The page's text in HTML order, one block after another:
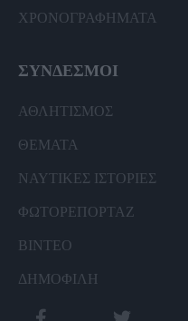
ΧΡΟΝΟΓΡΑΦΗΜΑΤΑ
ΣΥΝΔΕΣΜΟΙ
ΑΘΛΗΤΙΣΜΟΣ
ΘΕΜΑΤΑ
ΝΑΥΤΙΚΕΣ ΙΣΤΟΡΙΕΣ
ΦΩΤΟΡΕΠΟΡΤΑΖ
ΒΙΝΤΕΟ
ΔΗΜΟΦΙΛΗ